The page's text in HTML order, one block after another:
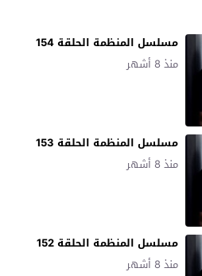
مسلسل المنظمة الحلقة 154
منذ 8 أشهر
مسلسل المنظمة الحلقة 153
منذ 8 أشهر
مسلسل المنظمة الحلقة 152
منذ 8 أشهر